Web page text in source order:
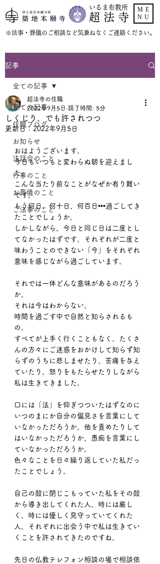
いるま布教所
超 法 寺
​※法事・葬儀のご相談など気兼ねなくご連絡ください。
ME
NU
記事
全ての記事
住職ブログ
お知らせ
法話会のこと
行事のこと
お葬儀のこと
ご法事のこと
全ての記事
しくじり、でも許されつつ
超法寺の住職
2022年9月5日 読了時間: 5分
更新日： 2022年9月5日
おはようございます。
今日もいつもと変わらぬ朝を迎えまし
た。
こんな当たり前なことがなぜか有り難い
です。
もう何日、何十日、何百日•••過ごしてき
たことでしょうか。
しかしながら、今日と同じ日は二度とし
てなかったはずです。それぞれが二度と
味わうことのできない「今」をそれぞれ
意味を感じながら過ごしています。
それでは一体どんな意味があるのだろう
か。
それは今はわからない。
時間を過ごす中で自然と知らされるも
の。
すべてが上手く行くこともなく、たくさ
んの方々にご迷惑をおかけして知らず知
らずのうちに悲しませたり、苦痛を与え
ていたり、怒りをもたらせたりしながら
私は生きてきました。
口には「法」を仰ぎつついたはずなのに
いつのまにか自分の偏見さを言葉にして
いなかっただろうか。他を責めたりして
はいなかっただろうか、愚痴を言葉にし
ていなかっただろうか。
色々なことを日々繰り返していた私だっ
たことでしょう。
自己の殻に閉じこもっていた私をその殻
から導き出してくれた人、時には厳し
く、時には優しく見守っていてくれた
人、それぞれに出会う中で私は生きてい
くことを許されてきたのですね。
先日の仏教テレフォン相談の場で相談依